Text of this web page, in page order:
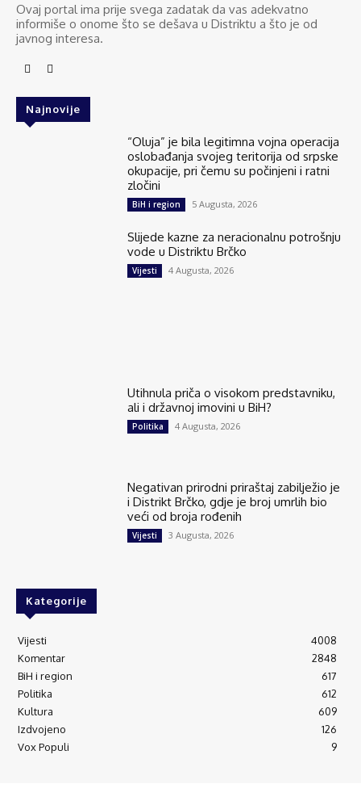
Ovaj portal ima prije svega zadatak da vas adekvatno
informiše o onome što se dešava u Distriktu a što je od
javnog interesa.
Najnovije
“Oluja” je bila legitimna vojna operacija
oslobađanja svojeg teritorija od srpske
okupacije, pri čemu su počinjeni i ratni
zločini
BiH i region 5 Augusta, 2026
Slijede kazne za neracionalnu potrošnju
vode u Distriktu Brčko
Vijesti 4 Augusta, 2026
Utihnula priča o visokom predstavniku,
ali i državnoj imovini u BiH?
Politika 4 Augusta, 2026
Negativan prirodni priraštaj zabilježio je
i Distrikt Brčko, gdje je broj umrlih bio
veći od broja rođenih
Vijesti 3 Augusta, 2026
Kategorije
Vijesti
4008
Komentar
2848
BiH i region
617
Politika
612
Kultura
609
Izdvojeno
126
Vox Populi
9